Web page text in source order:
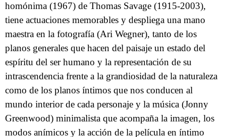
homónima (1967) de Thomas Savage (1915-2003),
tiene actuaciones memorables y despliega una mano
maestra en la fotografía (Ari Wegner), tanto de los
planos generales que hacen del paisaje un estado del
espíritu del ser humano y la representación de su
intrascendencia frente a la grandiosidad de la naturaleza
como de los planos íntimos que nos conducen al
mundo interior de cada personaje y la música (Jonny
Greenwood) minimalista que acompaña la imagen, los
modos anímicos y la acción de la película en íntimo